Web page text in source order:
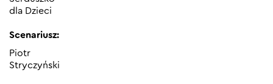
dla Dzieci
Scenariusz:
Piotr
Stryczyński